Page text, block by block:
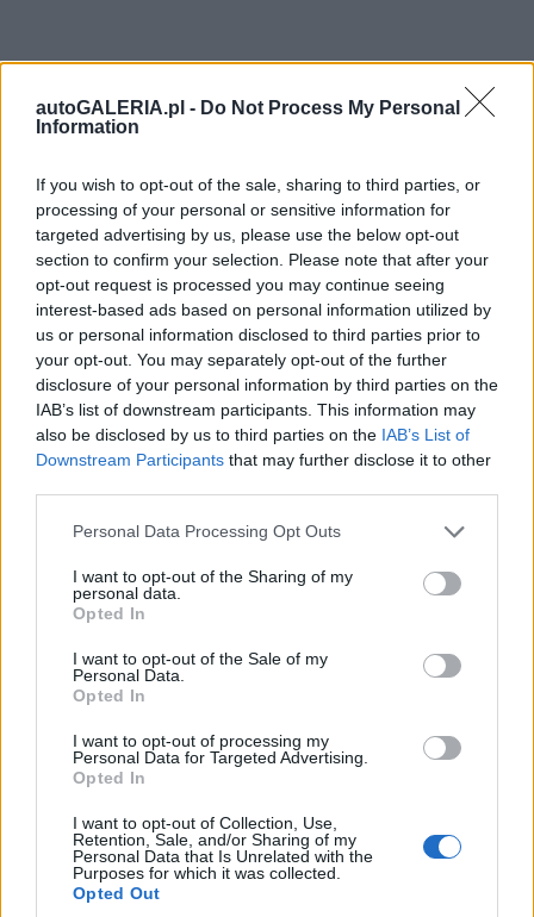
autoGALERIA.pl - Do Not Process My Personal
Information
If you wish to opt-out of the sale, sharing to third parties, or
processing of your personal or sensitive information for
targeted advertising by us, please use the below opt-out
section to confirm your selection. Please note that after your
opt-out request is processed you may continue seeing
interest-based ads based on personal information utilized by
us or personal information disclosed to third parties prior to
your opt-out. You may separately opt-out of the further
disclosure of your personal information by third parties on the
IAB’s list of downstream participants. This information may
also be disclosed by us to third parties on the IAB’s List of
Downstream Participants that may further disclose it to other
Please note that this website/app uses one or more Google
not limited to your visit or usage behaviour. You may click to
grant or deny consent to Google and its third-party tags to
use your data for below specified purposes in below Google
consent section.
Personal Data Processing Opt Outs
I want to opt-out of the Sharing of my
personal data.
Opted In
I want to opt-out of the Sale of my
Personal Data.
Opted In
I want to opt-out of processing my
Personal Data for Targeted Advertising.
Opted In
I want to opt-out of Collection, Use,
Retention, Sale, and/or Sharing of my
Personal Data that Is Unrelated with the
Purposes for which it was collected.
Opted Out